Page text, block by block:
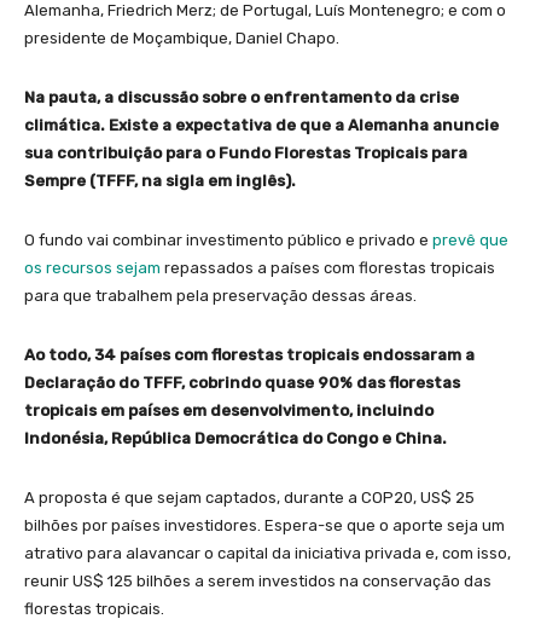
Alemanha, Friedrich Merz; de Portugal, Luís Montenegro; e com o
presidente de Moçambique, Daniel Chapo.
Na pauta, a discussão sobre o enfrentamento da crise
climática. Existe a expectativa de que a Alemanha anuncie
sua contribuição para o Fundo Florestas Tropicais para
Sempre (TFFF, na sigla em inglês).
O fundo vai combinar investimento público e privado e prevê que
os recursos sejam repassados a países com florestas tropicais
para que trabalhem pela preservação dessas áreas.
Ao todo, 34 países com florestas tropicais endossaram a
Declaração do TFFF, cobrindo quase 90% das florestas
tropicais em países em desenvolvimento, incluindo
Indonésia, República Democrática do Congo e China.
A proposta é que sejam captados, durante a COP20, US$ 25
bilhões por países investidores. Espera-se que o aporte seja um
atrativo para alavancar o capital da iniciativa privada e, com isso,
reunir US$ 125 bilhões a serem investidos na conservação das
florestas tropicais.